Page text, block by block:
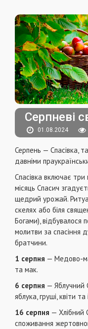
Серпневі
01.08.2024
Серпень — Спасівка,
давніми
Спасівка включає три
місяць Спасич
щедрий урожай.
скелях або біля
Богами), відбувалося
молитви за спасіння
братчини.
1 серпня — Медово-
та мак.
6 серпня — Яблучний
яблука, груші, квіти
16 серпня — Хлібний
споживання